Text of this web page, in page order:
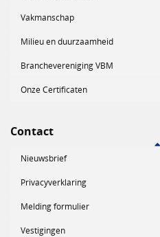
Vakmanschap
Milieu en duurzaamheid
Branchevereniging VBM
Onze Certificaten
Contact
Nieuwsbrief
Privacyverklaring
Melding formulier
Vestigingen